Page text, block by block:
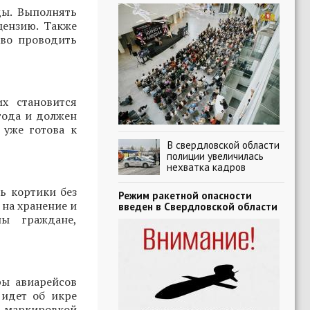
Выполнять
Также
проводить
становится
и должен
готова к
кортики без
хранение и
граждане,
авиарейсов
об икре
В свердловской области
полиции увеличилась
нехватка кадров
Режим ракетной опасности
введен в Свердловской области